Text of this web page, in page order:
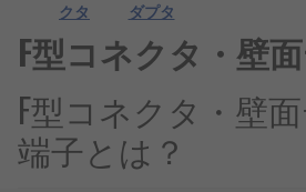
クタ
ダプタ
F型コネクタ・壁
F型コネクタ・壁
端子とは？